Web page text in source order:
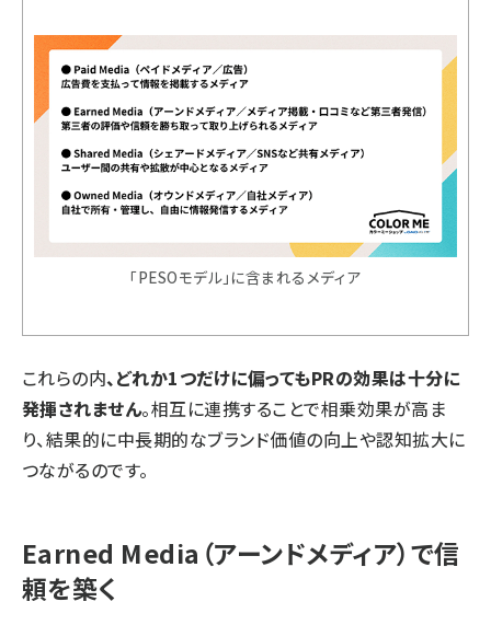
「PESOモデル」に含まれるメディア
これらの内、どれか1つだけに偏ってもPRの効果は十分に
発揮されません。相互に連携することで相乗効果が高ま
り、結果的に中長期的なブランド価値の向上や認知拡大に
つながるのです。
Earned Media（アーンドメディア）で信
頼を築く